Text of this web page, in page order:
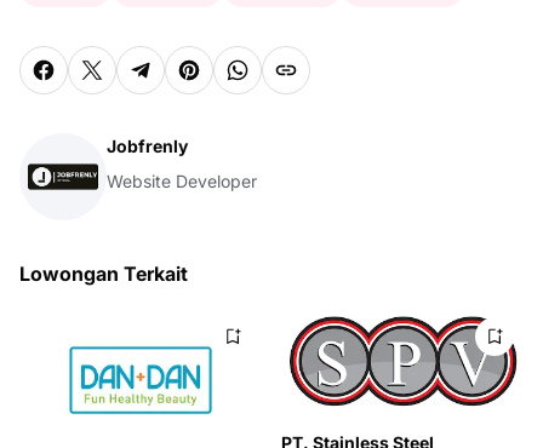
Jobfrenly
Website Developer
Lowongan Terkait
PT. Stainless Steel